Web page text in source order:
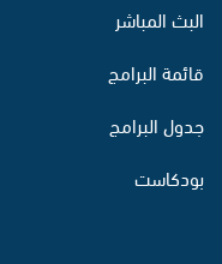
البث المباشر
قائمة البرامج
جدول البرامج
بودكاست